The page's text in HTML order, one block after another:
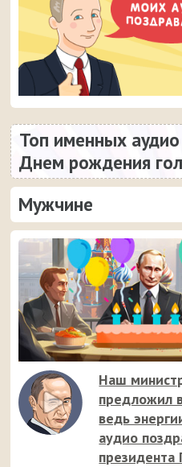
Топ именных
Днем рождения
Мужчине
Наш
предложил
ведь
аудио
президента